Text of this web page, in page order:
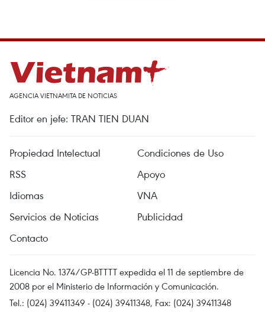
AGENCIA VIETNAMITA DE NOTICIAS
Editor en jefe: TRAN TIEN DUAN
Propiedad Intelectual
Condiciones de Uso
RSS
Apoyo
Idiomas
VNA
Servicios de Noticias
Publicidad
Contacto
Licencia No. 1374/GP-BTTTT expedida el 11 de septiembre de
2008 por el Ministerio de Información y Comunicación.
Tel.: (024) 39411349 - (024) 39411348, Fax: (024) 39411348